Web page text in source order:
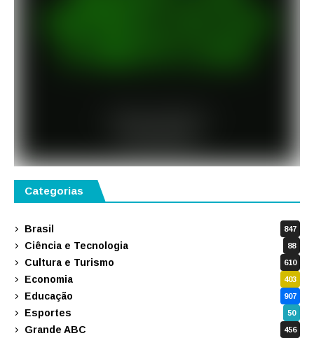
Categorias
Brasil 847
Ciência e Tecnologia 88
Cultura e Turismo 610
Economia 403
Educação 907
Esportes 50
Grande ABC 456